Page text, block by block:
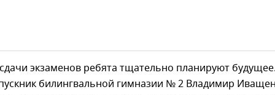
экзаменов ребята тщательно планируют
билингвальной гимназии № 2 Владимир